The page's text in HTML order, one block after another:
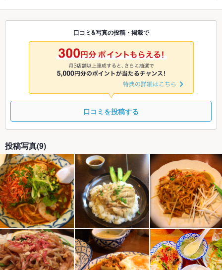
◎ ◎ 休 TEL ◎ ◎ ◎
8/28 8/29 8/30
休
8/31
TEL
9/1
◎
9/2 9/3
9/6
休 TEL ◎ ◎
口コミ&写真の投稿・掲載で
口コミを投稿する
投稿写真(9)